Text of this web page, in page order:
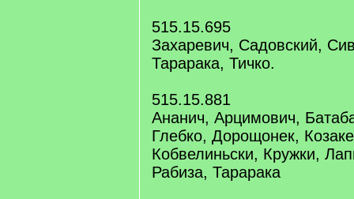
515.15.695
Захаревич, Садовский,
Тарарака, Тичко.
515.15.881
Ананич, Арцимович,
Глебко, Дорощонек,
Кобвелиньски, Кружки,
Рабиза, Тарарака